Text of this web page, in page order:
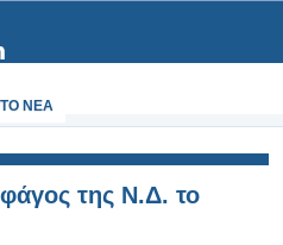
NEA
της Ν.Δ. το